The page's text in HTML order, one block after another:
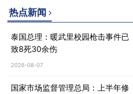
热点新闻
泰国总理：暖武里校园枪击事件已
致8死30余伤
2026-08-07
国家市场监督管理总局：上半年修